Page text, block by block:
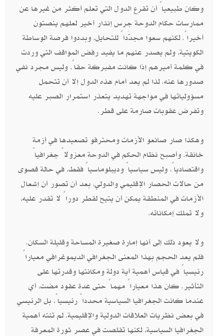
وكان طبيعياً أن تقرع الدول التي تعلم أكثر من غيرها عن
ممارسات حكام الدوحة جرس إنذار أخير لعلهم ينصتون
أخيراً. لكنهم سعوا مجدَّداً للتحايل، وبددوا فرصة الوساطة
الكويتية، ولم يصدر عنهم ما يفيد رفض المواقف التي وردت
في كلمة أميرهم إذا كانت مفبركة حقاً، وليس مجرد نفي
صدورها عنه. لذا لم يعد أمام هذه الدول إلا أن تتحمل
مسؤولياتها في مواجهة تهديد يتعذر استمرار الصبر عليه
وتفرض عقوبات صارمة على قطر.
وهكذا صار صانعو الأزمات ومحترفو تصعيدها في أزمة
خانقة. وأصبح نظام الحكم في الدوحة معزولاً جغرافياً
واقتصادياً، وليس سياسياً وديبلوماسياً فقط، في حالة قصوى
من حالات الحصار الإقليمي والدولي، بعد أن تصور أن إشعال
الأزمات في المنطقة يمكن أن يتيح لقطر دوراً لا تقدر عليه،
ولا تملك إمكاناته.
ولا يعود ذلك إلى أنها إمارة صغيرة المساحة وقليلة السكان.
فلم يعد الحجم بهذا المعنى الجغرافي الديموغرافي معياراً
رئيسياً في قياس أهمية أية دولة ومكانتها وقدرتها على
التأثير. كان هذا معياراً مهماً حتى عدة عقود مضت، أي
عندما كانت الجغرافيا السياسية محدداً رئيسياً، بل الرئيسي
في بعض نظريات العلاقات الدولية والإقليمية. لم تنته أهمية
الجغرافيا السياسية، لكنها تقلصت في عصر ثورة المعرفة